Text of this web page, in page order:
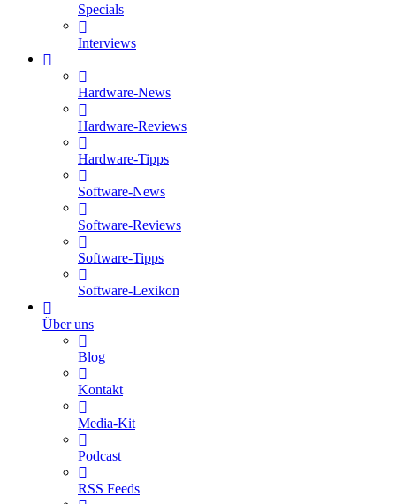
Specials
Interviews
Hardware-News
Hardware-Reviews
Hardware-Tipps
Software-News
Software-Reviews
Software-Tipps
Software-Lexikon
Über uns
Blog
Kontakt
Media-Kit
Podcast
RSS Feeds